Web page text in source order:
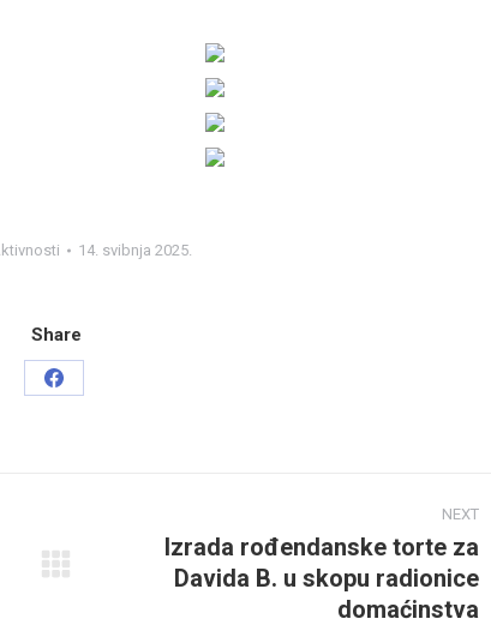
14. svibnja 2025.
Share
Share
NEXT
Izrada rođendanske torte za
Davida B. u skopu radionice
domaćinstva